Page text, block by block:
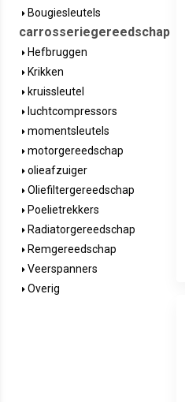
Bougiesleutels
carrosseriegereedschap
Hefbruggen
Krikken
kruissleutel
luchtcompressors
momentsleutels
motorgereedschap
olieafzuiger
Oliefiltergereedschap
Poelietrekkers
Radiatorgereedschap
Remgereedschap
Veerspanners
Overig